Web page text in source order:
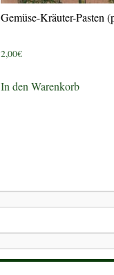
Gemüse-Kräuter-Pasten
2,00€
In den Warenkorb